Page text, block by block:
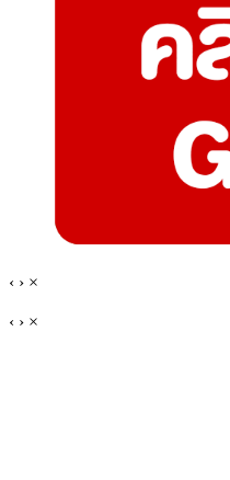
‹ › ×
‹ › ×